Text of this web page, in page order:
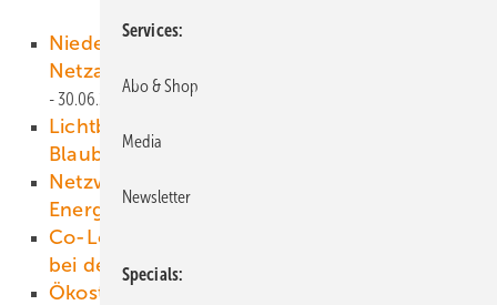
Niederösterreich: Interaktive Karte zeigt freie
Netzanschlüsse für Solaranlagen
30.06.2025
Lichtblick baut eigenen Solarpark in
Blaubeuren
Netzwerk plant sozialen Wohnraum mit
Energieflatrate für Großstädte
Co-Location: Neue Trends bieten Vorteile
bei der Solarplanung
Ökostromausbau senkt Börsenpreise um 23
Services
Abo & Shop
Media
Newsletter
Specials